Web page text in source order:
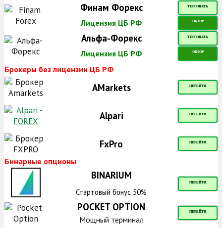
Финам Форекс ТОРГОВАТЬ
Лицензия ЦБ РФ ОБЗОР
Альфа-Форекс ТОРГОВАТЬ
Лицензия ЦБ РФ ОБЗОР
Брокеры без лицензии ЦБ РФ
AMarkets ПЕРЕЙТИ
Alpari ПЕРЕЙТИ
FxPro ПЕРЕЙТИ
Бинарные опционы
BINARIUM
ПЕРЕЙТИ
Стартовый бонус 50%
POCKET OPTION ПЕРЕЙТИ
Мощный терминал